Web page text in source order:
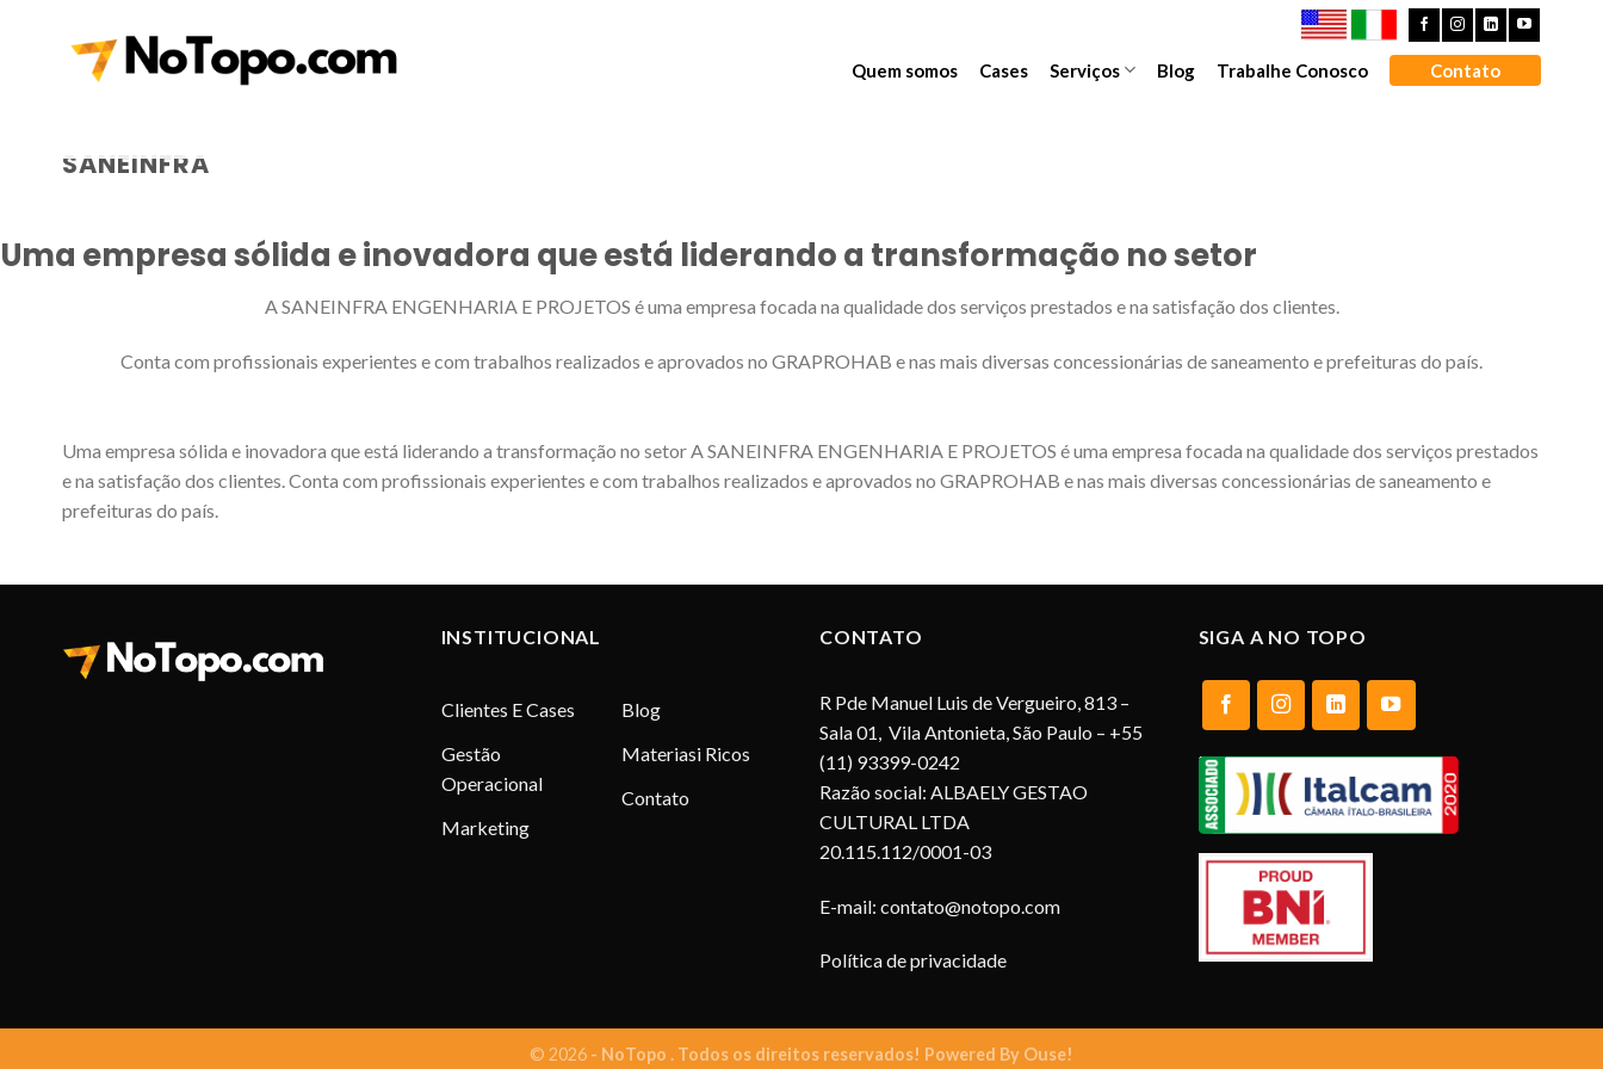
Quem somos Cases Serviços Blog Trabalhe Conosco Contato
SANEINFRA
Uma empresa sólida e inovadora que está liderando a transformação no setor
A SANEINFRA ENGENHARIA E PROJETOS é uma empresa focada na qualidade dos serviços prestados e na satisfação dos clientes.
Conta com profissionais experientes e com trabalhos realizados e aprovados no GRAPROHAB e nas mais diversas concessionárias de saneamento e prefeituras do país.
Uma empresa sólida e inovadora que está liderando a transformação no setor A SANEINFRA ENGENHARIA E PROJETOS é uma empresa focada na qualidade dos serviços prestados
e na satisfação dos clientes. Conta com profissionais experientes e com trabalhos realizados e aprovados no GRAPROHAB e nas mais diversas concessionárias de saneamento e
prefeituras do país.
INSTITUCIONAL
Clientes E Cases
Gestão
Operacional
Marketing
Blog
Materiasi Ricos
Contato
CONTATO
R Pde Manuel Luis de Vergueiro, 813 –
Sala 01, Vila Antonieta, São Paulo – +55
(11) 93399-0242
Razão social: ALBAELY GESTAO
CULTURAL LTDA
20.115.112/0001-03
E-mail: contato@notopo.com
Política de privacidade
SIGA A NO TOPO
© 2026 - NoTopo . Todos os direitos reservados! Powered By Ouse!